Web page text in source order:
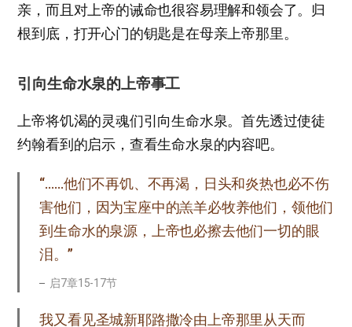
亲，而且对上帝的诫命也很容易理解和领会了。归
根到底，打开心门的钥匙是在母亲上帝那里。
引向生命水泉的上帝事工
上帝将饥渴的灵魂们引向生命水泉。首先透过使徒
约翰看到的启示，查看生命水泉的内容吧。
“……他们不再饥、不再渴，日头和炎热也必不伤
害他们，因为宝座中的羔羊必牧养他们，领他们
到生命水的泉源，上帝也必擦去他们一切的眼
泪。”
启7章15-17节
我又看见圣城新耶路撒冷由上帝那里从天而